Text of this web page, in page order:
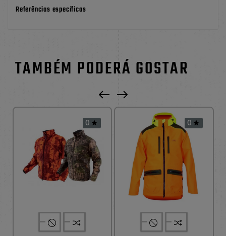
Referências específicas
TAMBÉM PODERÁ GOSTAR
0  0 